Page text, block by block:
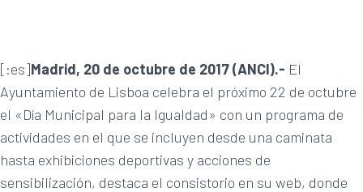
[:es]Madrid, 20 de octubre de 2017 (ANCI).- El
Ayuntamiento de Lisboa celebra el próximo 22 de octubre
el «Día Municipal para la Igualdad» con un programa de
actividades en el que se incluyen desde una caminata
hasta exhibiciones deportivas y acciones de
sensibilización, destaca el consistorio en su web, donde